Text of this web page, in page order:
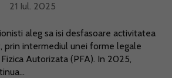
21 Iul. 2025
aleg sa isi desfasoare activitatea
prin intermediul unei forme legale
Autorizata (PFA). In 2025,